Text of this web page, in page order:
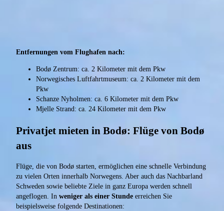
Entfernungen vom Flughafen nach:
Bodø Zentrum: ca. 2 Kilometer mit dem Pkw
Norwegisches Luftfahrtmuseum: ca. 2 Kilometer mit dem
Pkw
Schanze Nyholmen: ca. 6 Kilometer mit dem Pkw
Mjelle Strand: ca. 24 Kilometer mit dem Pkw
Privatjet mieten in Bodø: Flüge von Bodø
aus
Flüge, die von Bodø starten, ermöglichen eine schnelle Verbindung
zu vielen Orten innerhalb Norwegens. Aber auch das Nachbarland
Schweden sowie beliebte Ziele in ganz Europa werden schnell
angeflogen. In weniger als einer Stunde erreichen Sie
beispielsweise folgende Destinationen: